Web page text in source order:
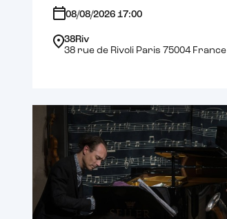
08/08/2026 17:00
38Riv
38 rue de Rivoli Paris 75004 France